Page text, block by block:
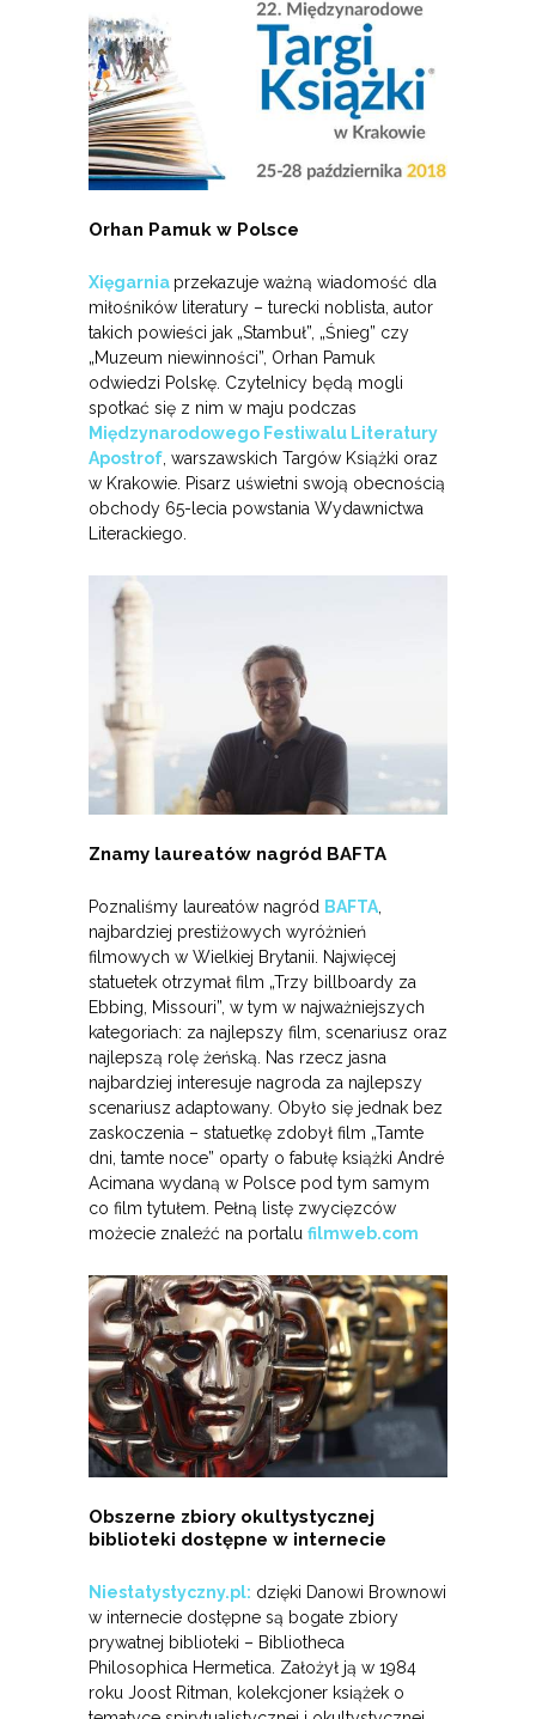
Orhan Pamuk w Polsce
Xięgarnia przekazuje ważną wiadomość dla
miłośników literatury – turecki noblista, autor
takich powieści jak „Stambuł”, „Śnieg” czy
„Muzeum niewinności”, Orhan Pamuk
odwiedzi Polskę. Czytelnicy będą mogli
spotkać się z nim w maju podczas
Międzynarodowego Festiwalu Literatury
Apostrof , warszawskich Targów Książki oraz
w Krakowie. Pisarz uświetni swoją obecnością
obchody 65-lecia powstania Wydawnictwa
Literackiego.
Znamy laureatów nagród BAFTA
Poznaliśmy laureatów nagród BAFTA
najbardziej prestiżowych wyróżnień
filmowych w Wielkiej Brytanii. Najwięcej
statuetek otrzymał film „Trzy billboardy za
Ebbing, Missouri”, w tym w najważniejszych
kategoriach: za najlepszy film, scenariusz oraz
najlepszą rolę żeńską. Nas rzecz jasna
najbardziej interesuje nagroda za najlepszy
scenariusz adaptowany. Obyło się jednak bez
zaskoczenia – statuetkę zdobył film „Tamte
dni, tamte noce” oparty o fabułę książki André
Acimana wydaną w Polsce pod tym samym
co film tytułem. Pełną listę zwycięzców
możecie znaleźć na portalu filmweb.com
Obszerne zbiory okultystycznej
biblioteki dostępne w internecie
Niestatystyczny.pl: dzięki Danowi Brownowi
w internecie dostępne są bogate zbiory
prywatnej biblioteki – Bibliotheca
Philosophica Hermetica. Założył ją w 1984
roku Joost Ritman, kolekcjoner książek o